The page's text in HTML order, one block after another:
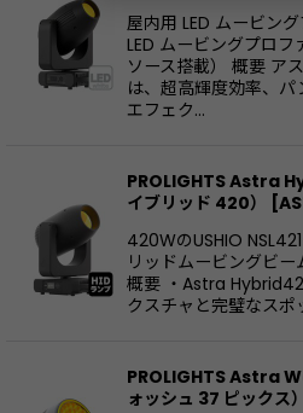
屋内用 LED ムービン
LED ムービングプロ
ソース搭載） 概要 ア
は、超高輝度効率、
エフェク…
PROLIGHTS Astra
イブリッド 420）
[
420WのUSHIO
リッドムービングビー
概要 ・Astra
クスチャと完璧なス
PROLIGHTS Astra
ォッシュ 37 ピックス）